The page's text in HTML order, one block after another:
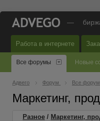
—
Работа в интернете
Все форумы Новые
Адвего Форум Все
Маркетинг,
Разное / Маркетинг,